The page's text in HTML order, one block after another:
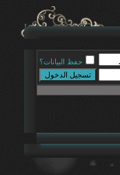
حفظ البيانات؟